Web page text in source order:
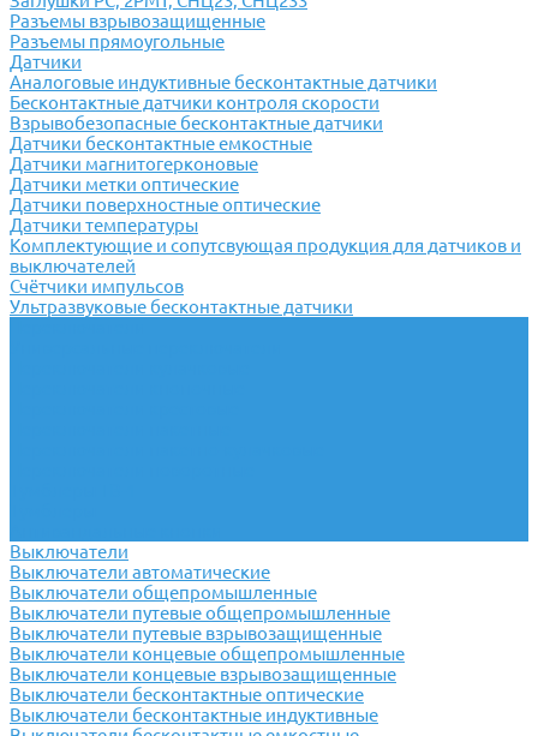
Разъемы взрывозащищенные
Разъемы прямоугольные
Датчики
Аналоговые индуктивные бесконтактные датчики
Бесконтактные датчики контроля скорости
Взрывобезопасные бесконтактные датчики
Датчики бесконтактные емкостные
Датчики магнитогерконовые
Датчики метки оптические
Датчики поверхностные оптические
Датчики температуры
Комплектующие и сопутсвующая продукция для датчиков и
выключателей
Счётчики импульсов
Ультразвуковые бесконтактные датчики
Выключатели
Выключатели автоматические
Выключатели общепромышленные
Выключатели путевые общепромышленные
Выключатели путевые взрывозащищенные
Выключатели концевые общепромышленные
Выключатели концевые взрывозащищенные
Выключатели бесконтактные оптические
Выключатели бесконтактные индуктивные